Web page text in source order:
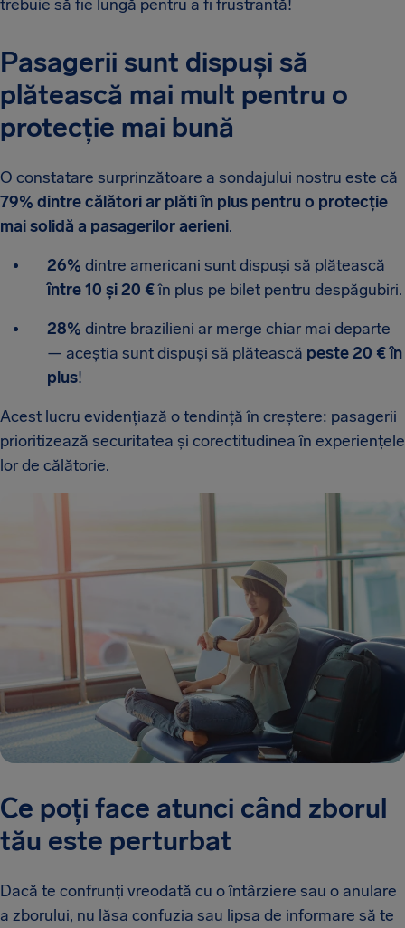
trebuie să fie lungă pentru a fi frustrantă!
Pasagerii sunt dispuși să
plătească mai mult pentru o
protecție mai bună
O constatare surprinzătoare a sondajului nostru este că
79% dintre călători ar plăti în plus pentru o protecție
mai solidă a pasagerilor aerieni.
26% dintre americani sunt dispuși să plătească
între 10 și 20 €în plus pe bilet pentru despăgubiri.
28% dintre brazilieni ar merge chiar mai departe
— aceștia sunt dispuși să plătească peste 20 € în
plus!
Acest lucru evidențiază o tendință în creștere: pasagerii
prioritizează securitatea și corectitudinea în experiențele
lor de călătorie.
Ce poți face atunci când zborul
tău este perturbat
Dacă te confrunți vreodată cu o întârziere sau o anulare
a zborului, nu lăsa confuzia sau lipsa de informare să te